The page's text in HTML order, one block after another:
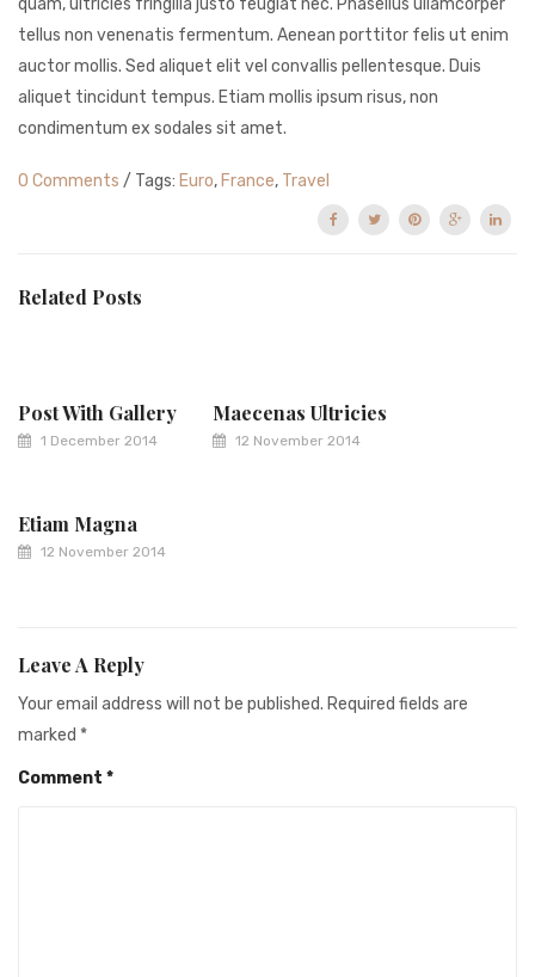
quam, ultricies fringilla justo feugiat nec. Phasellus ullamcorper
tellus non venenatis fermentum. Aenean porttitor felis ut enim
auctor mollis. Sed aliquet elit vel convallis pellentesque. Duis
aliquet tincidunt tempus. Etiam mollis ipsum risus, non
condimentum ex sodales sit amet.
0 Comments / Tags: Euro, France, Travel
Related Posts
Post With Gallery
1 December 2014
Maecenas Ultricies
12 November 2014
Etiam Magna
12 November 2014
Leave A Reply
Your email address will not be published. Required fields are
marked *
Comment *